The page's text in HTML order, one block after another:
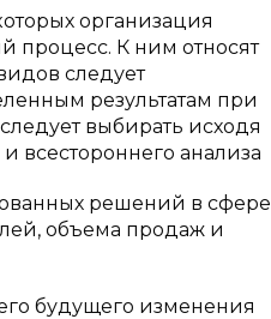
организация
процесс. К ним относят
следует
результатам при
выбирать исходя
всестороннего анализа
решений в сфере
объема продаж и
будущего изменения